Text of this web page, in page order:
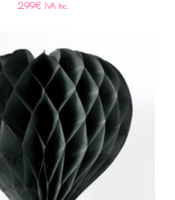
2,99€ IVA Inc.